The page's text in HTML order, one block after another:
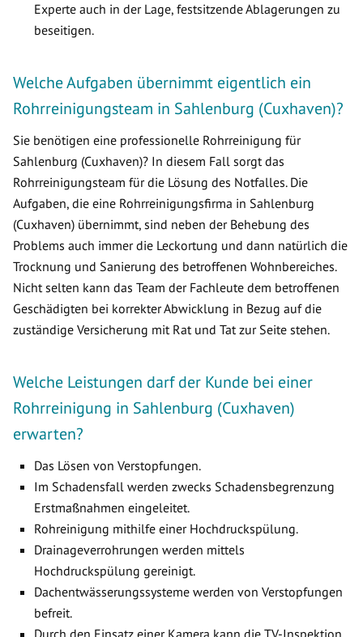
Experte auch in der Lage, festsitzende Ablagerungen zu
beseitigen.
Welche Aufgaben übernimmt eigentlich ein
Rohrreinigungsteam in Sahlenburg (Cuxhaven)?
Sie benötigen eine professionelle Rohrreinigung für
Sahlenburg (Cuxhaven)? In diesem Fall sorgt das
Rohrreinigungsteam für die Lösung des Notfalles. Die
Aufgaben, die eine Rohrreinigungsfirma in Sahlenburg
(Cuxhaven) übernimmt, sind neben der Behebung des
Problems auch immer die Leckortung und dann natürlich die
Trocknung und Sanierung des betroffenen Wohnbereiches.
Nicht selten kann das Team der Fachleute dem betroffenen
Geschädigten bei korrekter Abwicklung in Bezug auf die
zuständige Versicherung mit Rat und Tat zur Seite stehen.
Welche Leistungen darf der Kunde bei einer
Rohrreinigung in Sahlenburg (Cuxhaven)
erwarten?
Das Lösen von Verstopfungen.
Im Schadensfall werden zwecks Schadensbegrenzung
Erstmaßnahmen eingeleitet.
Rohreinigung mithilfe einer Hochdruckspülung.
Drainageverrohrungen werden mittels
Hochdruckspülung gereinigt.
Dachentwässerungssysteme werden von Verstopfungen
befreit.